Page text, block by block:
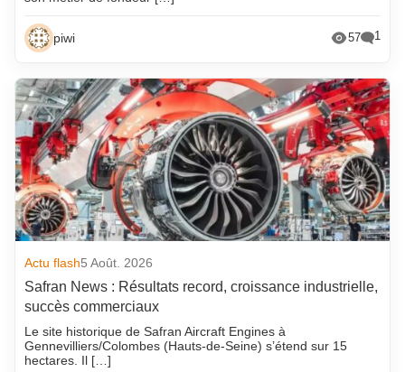
piwi 57 1
Actu flash5 Août. 2026
Safran News : Résultats record, croissance industrielle,
succès commerciaux
Le site historique de Safran Aircraft Engines à
Gennevilliers/Colombes (Hauts-de-Seine) s’étend sur 15
hectares. Il […]